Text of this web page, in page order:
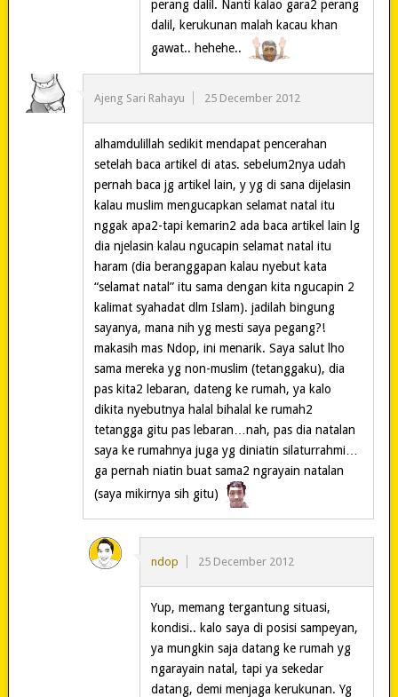
perang dalil. Nanti kalao gara2 perang
dalil, kerukunan malah kacau khan
gawat.. hehehe..
Ajeng Sari Rahayu 25 December 2012
alhamdulillah sedikit mendapat pencerahan
setelah baca artikel di atas. sebelum2nya udah
pernah baca jg artikel lain, y yg di sana dijelasin
kalau muslim mengucapkan selamat natal itu
nggak apa2-tapi kemarin2 ada baca artikel lain lg
dia njelasin kalau ngucapin selamat natal itu
haram (dia beranggapan kalau nyebut kata
“selamat natal” itu sama dengan kita ngucapin 2
kalimat syahadat dlm Islam). jadilah bingung
sayanya, mana nih yg mesti saya pegang?!
makasih mas Ndop, ini menarik. Saya salut lho
sama mereka yg non-muslim (tetanggaku), dia
pas kita2 lebaran, dateng ke rumah, ya kalo
dikita nyebutnya halal bihalal ke rumah2
tetangga gitu pas lebaran…nah, pas dia natalan
saya ke rumahnya juga yg diniatin silaturrahmi…
ga pernah niatin buat sama2 ngrayain natalan
(saya mikirnya sih gitu)
ndop 25 December 2012
Yup, memang tergantung situasi,
kondisi.. kalo saya di posisi sampeyan,
ya mungkin saja datang ke rumah yg
ngarayain natal, tapi ya sekedar
datang, demi menjaga kerukunan. Yg